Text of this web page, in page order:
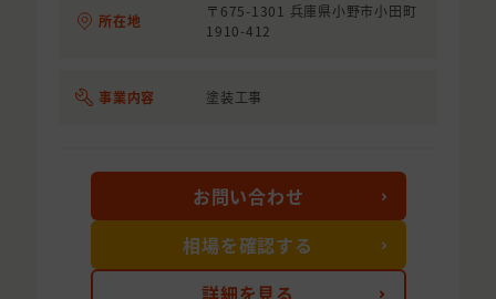
所在地
〒675-1301 兵庫県小野市小田町
1910-412
事業内容 塗装工事
お問い合わせ
相場を確認する